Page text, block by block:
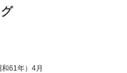
61年）4月